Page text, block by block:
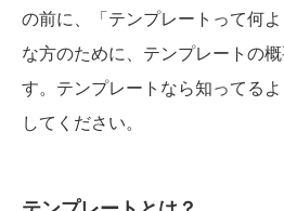
の前に、「テンプレートって何
な方のために、テンプレートの
す。テンプレートなら知ってる
してください。